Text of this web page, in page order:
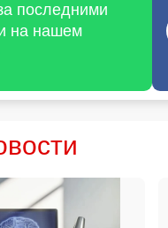
последними
на нашем